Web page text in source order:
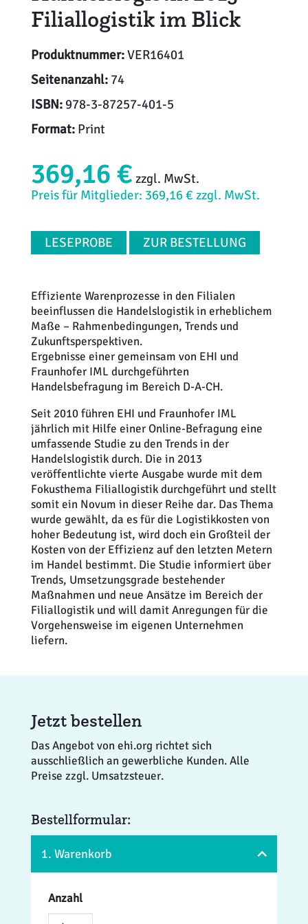
Filiallogistik im Blick
Produktnummer:VER16401
Seitenanzahl:74
ISBN:978-3-87257-401-5
Format:Print
369,16 € zzgl. MwSt.
Preis für Mitglieder: 369,16 € zzgl. MwSt.
LESEPROBE ZUR BESTELLUNG
Effiziente Warenprozesse in den Filialen
beeinflussen die Handelslogistik in erheblichem
Maße – Rahmenbedingungen, Trends und
Zukunftsperspektiven.
Ergebnisse einer gemeinsam von EHI und
Fraunhofer IML durchgeführten
Handelsbefragung im Bereich D-A-CH.
Seit 2010 führen EHI und Fraunhofer IML
jährlich mit Hilfe einer Online-Befragung eine
umfassende Studie zu den Trends in der
Handelslogistik durch. Die in 2013
veröffentlichte vierte Ausgabe wurde mit dem
Fokusthema Filiallogistik durchgeführt und stellt
somit ein Novum in dieser Reihe dar. Das Thema
wurde gewählt, da es für die Logistikkosten von
hoher Bedeutung ist, wird doch ein Großteil der
Kosten von der Effizienz auf den letzten Metern
im Handel bestimmt. Die Studie informiert über
Trends, Umsetzungsgrade bestehender
Maßnahmen und neue Ansätze im Bereich der
Filiallogistik und will damit Anregungen für die
Vorgehensweise im eigenen Unternehmen
liefern.
Jetzt bestellen
Das Angebot von ehi.org richtet sich
ausschließlich an gewerbliche Kunden. Alle
Preise zzgl. Umsatzsteuer.
Bestellformular:
1. Warenkorb
Anzahl